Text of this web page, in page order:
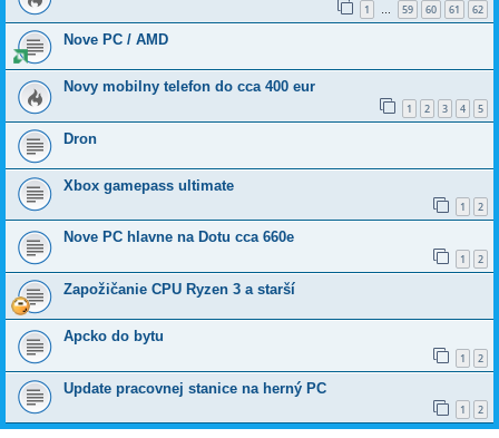
1 … 59 60 61 62
Nove PC / AMD
Novy mobilny telefon do cca 400 eur
1 2 3 4 5
Dron
Xbox gamepass ultimate
1 2
Nove PC hlavne na Dotu cca 660e
1 2
Zapožičanie CPU Ryzen 3 a starší
Apcko do bytu
1 2
Update pracovnej stanice na herný PC
1 2